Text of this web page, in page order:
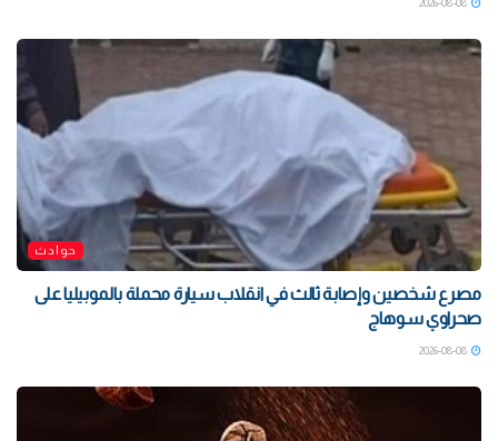
حوادث
مصرع شخصين وإصابة ثالث في انقلاب سيارة محملة بالموبيليا على
صحراوي سوهاج